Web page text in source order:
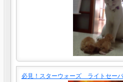
必見！スターウォーズ ライトセー